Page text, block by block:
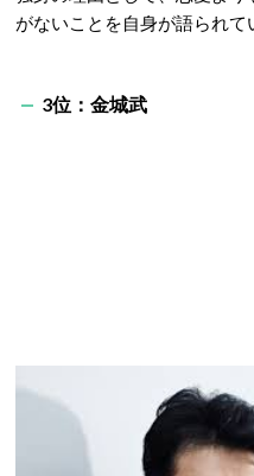
がないことを自身が語られて
3位：金城武